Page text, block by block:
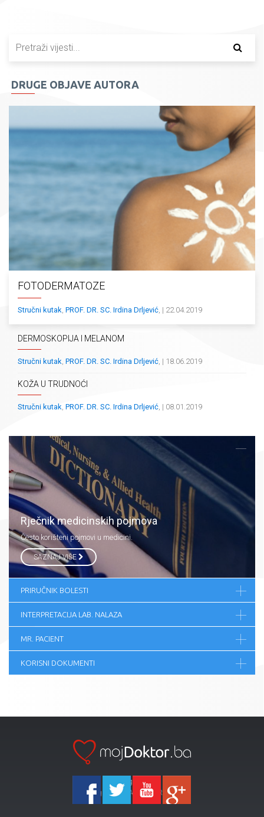
DRUGE OBJAVE AUTORA
FOTODERMATOZE
Stručni kutak PROF. DR. SC. Irdina Drljević , | 22.04.2019
DERMOSKOPIJA I MELANOM
Stručni kutak PROF. DR. SC. Irdina Drljević , | 18.06.2019
KOŽA U TRUDNOĆI
Stručni kutak PROF. DR. SC. Irdina Drljević , | 08.01.2019
Rječnik medicinskih pojmova
Često korišteni pojmovi u medicini.
SAZNAJ VIŠE
PRIRUČNIK BOLESTI
INTERPRETACIJA LAB. NALAZA
MR. PACIENT
KORISNI DOKUMENTI
Ka-Agencija
Copyright 2026 All Right Reserved